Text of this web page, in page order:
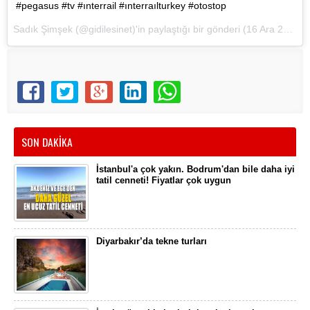
#pegasus #tv #ınterrail #ınterraılturkey #otostop
Sadık Şimşek (@gidilesinet)'in paylaştığı bir gönderi (16 Ara 2017, 14:35 PST)
SON DAKİKA
İstanbul'a çok yakın. Bodrum'dan bile daha iyi
tatil cenneti! Fiyatlar çok uygun
Diyarbakır’da tekne turları